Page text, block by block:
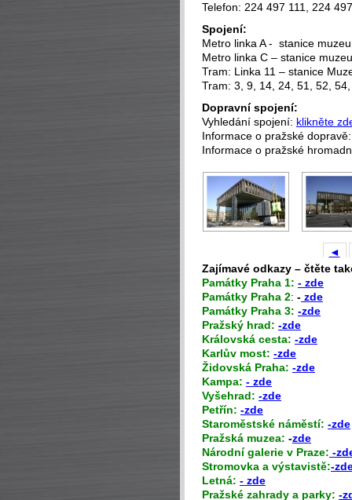
Telefon: 224 497 111, 224
Spojení:
Metro linka A - stanice
Metro linka C – stanice
Tram: Linka 11 – stanice
Tram: 3, 9, 14, 24, 51, 52,
Dopravní spojení:
Vyhledání spojení: klikněte
Informace o pražské
Informace o pražské
◄
Zajímavé odkazy – čtěte
Památky Praha 1: - zde
Památky Praha 2: - zde
Památky Praha 3: -zde
Pražský hrad: -zde
Královská cesta: -zde
Karlův most: -zde
Židovská Praha: -zde
Kampa: - zde
Vyšehrad: -zde
Petřín: -zde
Staroměstské náměstí: -zde
Pražská muzea: -zde
Národní galerie v Praze: -
Stromovka a výstavistě:-
Letná: - zde
Pražské zahrady a parky: -